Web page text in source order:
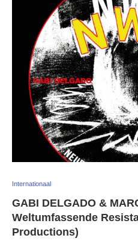
Internationaal
GABI DELGADO &
Weltumfassende
Productions)